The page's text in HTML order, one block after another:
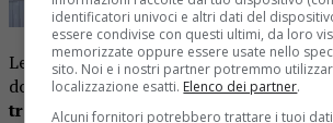
Le priorità dell’Unione europea sono
dovranno accelerare il passo in due
transizione digitale e l’ambiente. Le
identificatori univoci e altri dati del
essere condivise con questi ultimi, da loro
memorizzate oppure essere usate nello
sito. Noi e i nostri partner potremmo
localizzazione esatti. Elenco dei partner.
Alcuni fornitori potrebbero trattare i tuoi